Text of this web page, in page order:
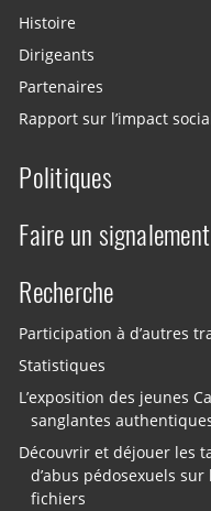
Histoire
Dirigeants
Partenaires
Rapport sur l’impact
Politiques
Faire un signalement
Recherche
Participation à d’autres
Statistiques
L’exposition des jeunes
sanglantes
Découvrir et déjouer les
d’abus pédosexuels
fichiers